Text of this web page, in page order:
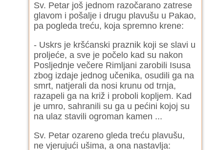
Sv. Petar još jednom razočarano zatrese
glavom i pošalje i drugu plavušu u Pakao,
pa pogleda treću, koja spremno krene:
- Uskrs je kršćanski praznik koji se slavi u
proljeće, a sve je počelo kad su nakon
Posljednje večere Rimljani zarobili Isusa
zbog izdaje jednog učenika, osudili ga na
smrt, natjerali da nosi krunu od trnja,
razapeli ga na križ i proboli kopljem. Kad
je umro, sahranili su ga u pećini kojoj su
na ulaz stavili ogroman kamen ...
Sv. Petar ozareno gleda treću plavušu,
ne vjerujući ušima, a ona nastavlja: